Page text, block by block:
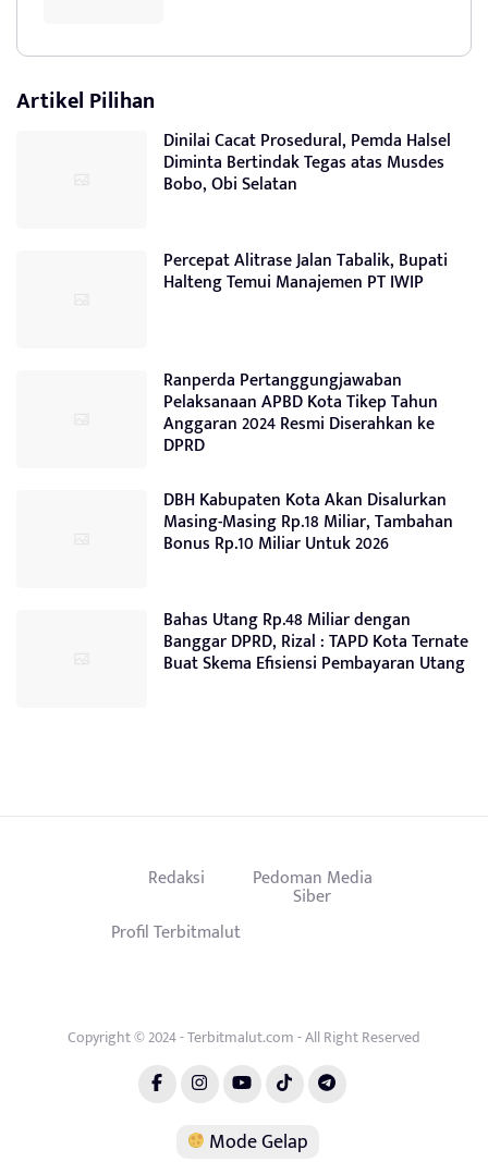
Artikel Pilihan
Dinilai Cacat Prosedural, Pemda Halsel
Diminta Bertindak Tegas atas Musdes
Bobo, Obi Selatan
Percepat Alitrase Jalan Tabalik, Bupati
Halteng Temui Manajemen PT IWIP
Ranperda Pertanggungjawaban
Pelaksanaan APBD Kota Tikep Tahun
Anggaran 2024 Resmi Diserahkan ke
DPRD
DBH Kabupaten Kota Akan Disalurkan
Masing-Masing Rp.18 Miliar, Tambahan
Bonus Rp.10 Miliar Untuk 2026
Bahas Utang Rp.48 Miliar dengan
Banggar DPRD, Rizal : TAPD Kota Ternate
Buat Skema Efisiensi Pembayaran Utang
Redaksi Pedoman Media
Siber
Profil Terbitmalut
Copyright © 2024 - Terbitmalut.com - All Right Reserved
Mode Gelap